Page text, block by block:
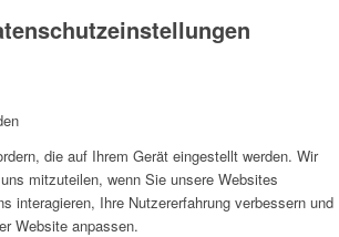
die auf Ihrem Gerät eingestellt werden. Wir
mitzuteilen, wenn Sie unsere Websites
interagieren, Ihre Nutzererfahrung verbessern und
Website anpassen.